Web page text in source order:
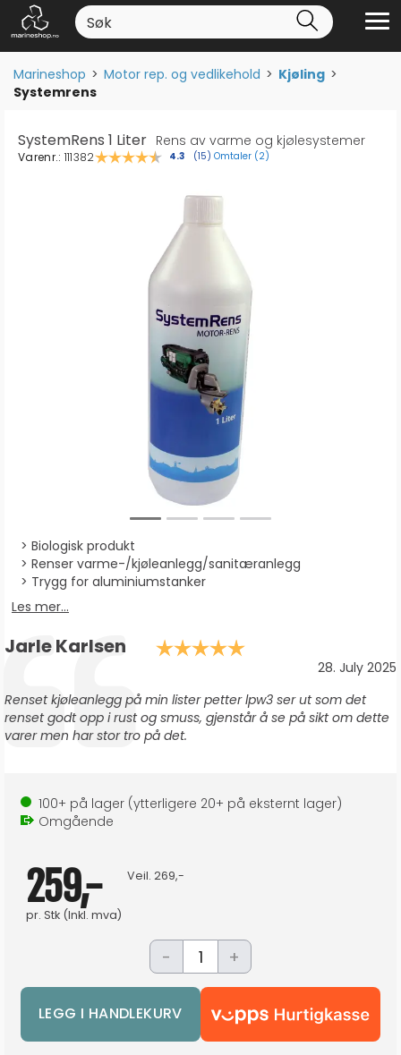
Marineshop>Motor rep. og vedlikehold>Kjøling>
Systemrens
SystemRens 1 Liter Rens av varme og kjølesystemer
Varenr.: 111382 Gjennomsnittskarakter:
4.3 (stemmer:
15) Omtaler (2)
Biologisk produkt
Renser varme-/kjøleanlegg/sanitæranlegg
Trygg for aluminiumstanker
Les mer...
Testimonial
Forfatter:
Jarle Karlsen
Dato:
28. July 2025
Tekst:
Renset kjøleanlegg på min lister petter lpw3 ser ut som det
renset godt opp i rust og smuss, gjenstår å se på sikt om dette
varer men har stor tro på det.
100+ på lager (ytterligere 20+ på eksternt lager)
Omgående
259,-
pr. Stk (Inkl. mva)
Veil. 269,-
- +